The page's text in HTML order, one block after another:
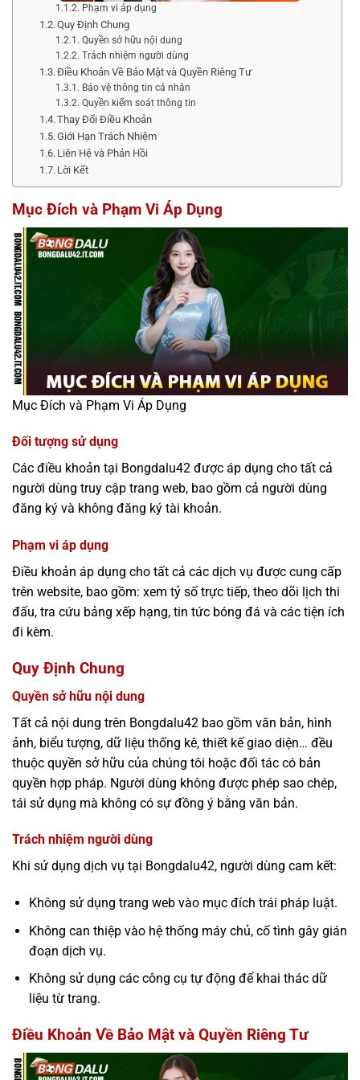
Phạm vi áp dụng
Quy Định Chung
Quyền sở hữu nội dung
Trách nhiệm người dùng
Điều Khoản Về Bảo Mật và Quyền Riêng Tư
Bảo vệ thông tin cá nhân
Quyền kiểm soát thông tin
Thay Đổi Điều Khoản
Giới Hạn Trách Nhiệm
Liên Hệ và Phản Hồi
Lời Kết
Mục Đích và Phạm Vi Áp Dụng
Mục Đích và Phạm Vi Áp Dụng
Đối tượng sử dụng
Các điều khoản tại Bongdalu42 được áp dụng cho tất cả
người dùng truy cập trang web, bao gồm cả người dùng
đăng ký và không đăng ký tài khoản.
Phạm vi áp dụng
Điều khoản áp dụng cho tất cả các dịch vụ được cung cấp
trên website, bao gồm: xem tỷ số trực tiếp, theo dõi lịch thi
đấu, tra cứu bảng xếp hạng, tin tức bóng đá và các tiện ích
đi kèm.
Quy Định Chung
Quyền sở hữu nội dung
Tất cả nội dung trên Bongdalu42 bao gồm văn bản, hình
ảnh, biểu tượng, dữ liệu thống kê, thiết kế giao diện… đều
thuộc quyền sở hữu của chúng tôi hoặc đối tác có bản
quyền hợp pháp. Người dùng không được phép sao chép,
tái sử dụng mà không có sự đồng ý bằng văn bản.
Trách nhiệm người dùng
Khi sử dụng dịch vụ tại Bongdalu42, người dùng cam kết:
Không sử dụng trang web vào mục đích trái pháp luật.
Không can thiệp vào hệ thống máy chủ, cố tình gây gián
đoạn dịch vụ.
Không sử dụng các công cụ tự động để khai thác dữ
liệu từ trang.
Điều Khoản Về Bảo Mật và Quyền Riêng Tư